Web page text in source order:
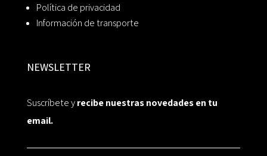
Política de privacidad
Información de transporte
NEWSLETTER
Suscríbete yrecibe nuestras novedades en tu
email.